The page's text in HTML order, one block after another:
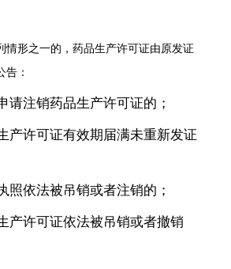
情形之一的，药品生产许可证由原发证
告：
请注销药品生产许可证的；
产许可证有效期届满未重新发证
照依法被吊销或者注销的；
产许可证依法被吊销或者撤销